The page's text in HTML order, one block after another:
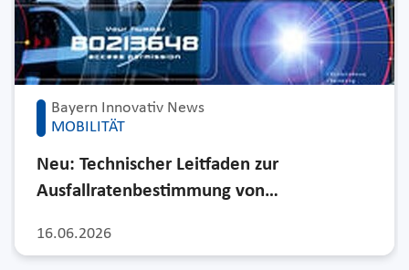
Bayern Innovativ News
MOBILITÄT
16.06.2026
Neu: Technischer Leitfaden zur
Ausfallratenbestimmung von…